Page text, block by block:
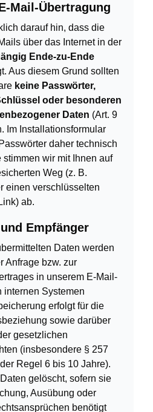
Mail-Übertragung
darauf hin, dass die
über das Internet in der
Ende-zu-Ende
Aus diesem Grund sollten
keine Passwörter,
oder besonderen
Daten (Art. 9
Im Installationsformular
daher technisch
stimmen wir mit Ihnen auf
Weg (z. B.
einen verschlüsselten
ab.
Empfänger
Daten werden
Anfrage bzw. zur
in unserem E-Mail-
internen Systemen
erfolgt für die
sowie darüber
gesetzlichen
(insbesondere § 257
Regel 6 bis 10 Jahre).
gelöscht, sofern sie
Ausübung oder
benötigt